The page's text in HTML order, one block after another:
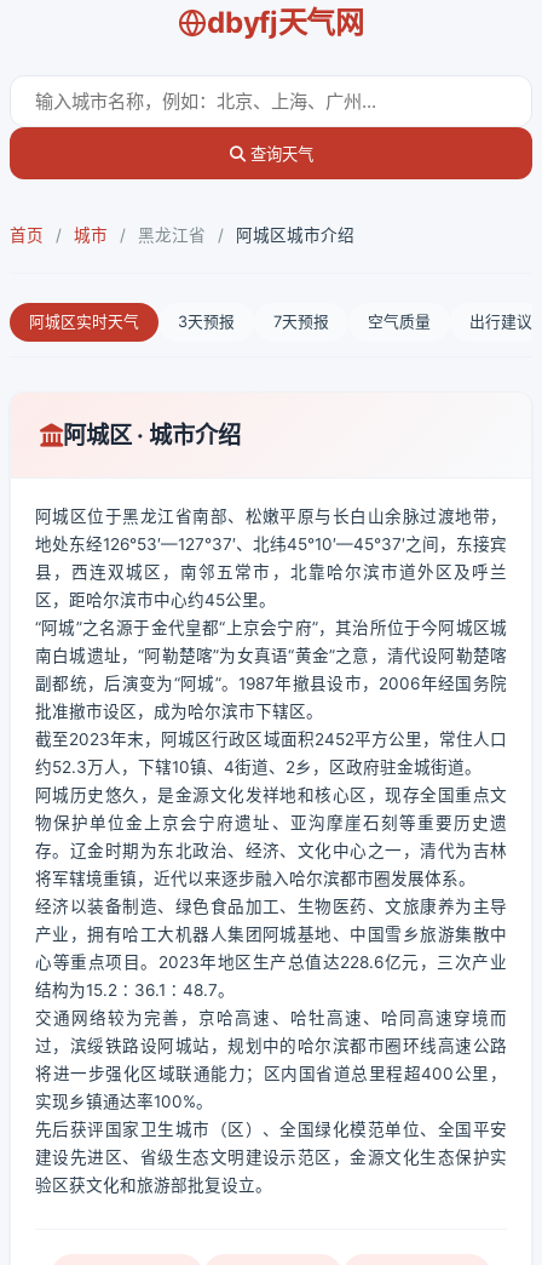
dbyfj天气网
查询天气
首页 / 城市 / 黑龙江省 / 阿城区城市介绍
阿城区实时天气 3天预报 7天预报 空气质量 出行建议
阿城区 · 城市介绍
阿城区位于黑龙江省南部、松嫩平原与长白山余脉过渡地带，
地处东经126°53′—127°37′、北纬45°10′—45°37′之间，东接宾
县，西连双城区，南邻五常市，北靠哈尔滨市道外区及呼兰
区，距哈尔滨市中心约45公里。
“阿城”之名源于金代皇都“上京会宁府”，其治所位于今阿城区城
南白城遗址，“阿勒楚喀”为女真语“黄金”之意，清代设阿勒楚喀
副都统，后演变为“阿城”。1987年撤县设市，2006年经国务院
批准撤市设区，成为哈尔滨市下辖区。
截至2023年末，阿城区行政区域面积2452平方公里，常住人口
约52.3万人，下辖10镇、4街道、2乡，区政府驻金城街道。
阿城历史悠久，是金源文化发祥地和核心区，现存全国重点文
物保护单位金上京会宁府遗址、亚沟摩崖石刻等重要历史遗
存。辽金时期为东北政治、经济、文化中心之一，清代为吉林
将军辖境重镇，近代以来逐步融入哈尔滨都市圈发展体系。
经济以装备制造、绿色食品加工、生物医药、文旅康养为主导
产业，拥有哈工大机器人集团阿城基地、中国雪乡旅游集散中
心等重点项目。2023年地区生产总值达228.6亿元，三次产业
结构为15.2∶36.1∶48.7。
交通网络较为完善，京哈高速、哈牡高速、哈同高速穿境而
过，滨绥铁路设阿城站，规划中的哈尔滨都市圈环线高速公路
将进一步强化区域联通能力；区内国省道总里程超400公里，
实现乡镇通达率100%。
先后获评国家卫生城市（区）、全国绿化模范单位、全国平安
建设先进区、省级生态文明建设示范区，金源文化生态保护实
验区获文化和旅游部批复设立。